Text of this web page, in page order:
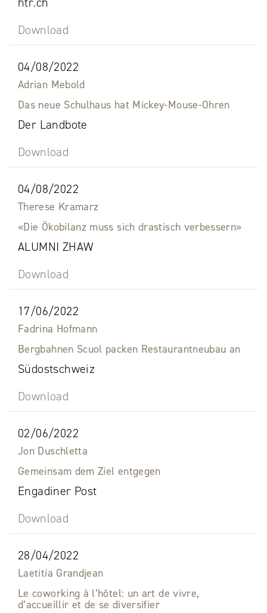
Download
04/08/2022
Adrian Mebold
Das neue Schulhaus hat Mickey-Mouse-Ohren
Der Landbote
Download
04/08/2022
Therese Kramarz
«Die Ökobilanz muss sich drastisch verbessern»
ALUMNI ZHAW
Download
17/06/2022
Fadrina Hofmann
Bergbahnen Scuol packen Restaurantneubau an
Südostschweiz
Download
02/06/2022
Jon Duschletta
Gemeinsam dem Ziel entgegen
Engadiner Post
Download
28/04/2022
Laetitia Grandjean
Le coworking à l’hôtel: un art de vivre,
d’accueillir et de se diversifier